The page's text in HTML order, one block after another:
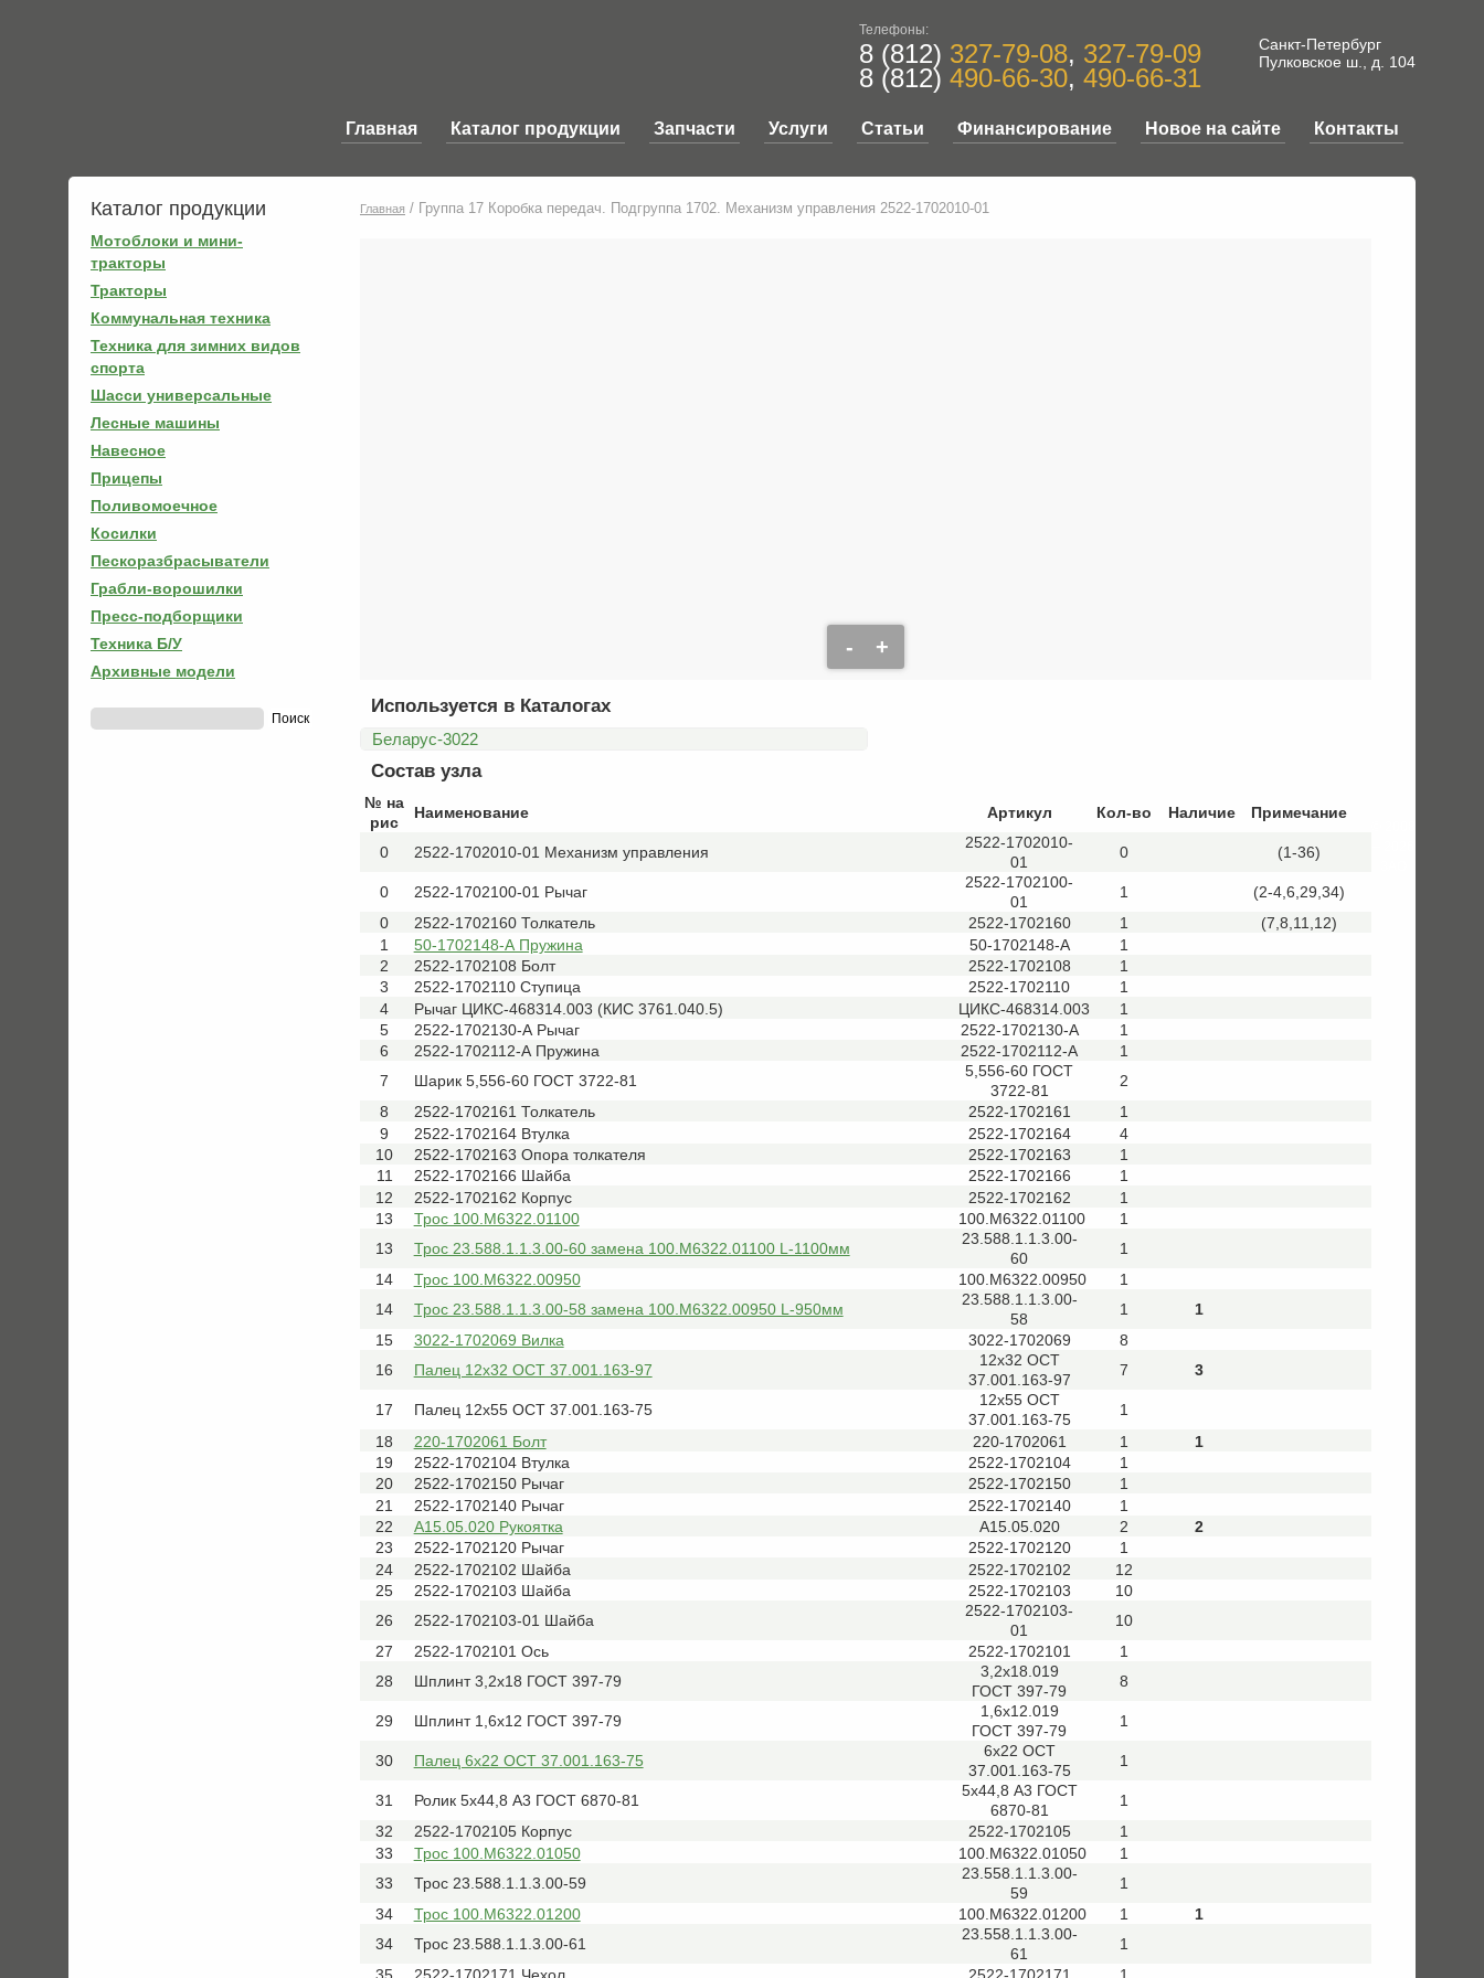
Телефоны:
8 (812) 327-79-08, 327-79-09
8 (812) 490-66-30, 490-66-31
Санкт-Петербург
Пулковское ш., д. 104
Главная Каталог продукции Запчасти Услуги Статьи Финансирование Новое на сайте Контакты
Каталог продукции
Мотоблоки и мини-
тракторы
Тракторы
Коммунальная техника
Техника для зимних видов
спорта
Шасси универсальные
Лесные машины
Навесное
Прицепы
Поливомоечное
Косилки
Пескоразбрасыватели
Грабли-ворошилки
Пресс-подборщики
Техника Б/У
Архивные модели
Главная / Группа 17 Коробка передач. Подгруппа 1702. Механизм управления 2522-1702010-01
- +
Используется в Каталогах
Беларус-3022
Состав узла
№ на
рис
Наименование Артикул Кол-во Наличие Примечание
0 2522-1702010-01 Механизм управления
2522-1702010-
01
0 (1-36)
0 2522-1702100-01 Рычаг
2522-1702100-
01
1
(2-4,6,29,34)
0
2522-1702160 Толкатель 2522-1702160 1
(7,8,11,12)
1
50-1702148-А Пружина 50-1702148-А
1
2
2522-1702108 Болт 2522-1702108
1
3
2522-1702110 Ступица 2522-1702110
1
4
Рычаг ЦИКС-468314.003 (КИС 3761.040.5) ЦИКС-468314.003
1
5
2522-1702130-А Рычаг 2522-1702130-А
1
6
2522-1702112-А Пружина 2522-1702112-А
1
7
Шарик 5,556-60 ГОСТ 3722-81
5,556-60 ГОСТ
3722-81
2
8
2522-1702161 Толкатель 2522-1702161
1
9
2522-1702164 Втулка 2522-1702164
4
10
2522-1702163 Опора толкателя 2522-1702163
1
11
2522-1702166 Шайба 2522-1702166
1
12
2522-1702162 Корпус 2522-1702162
1
13
Трос 100.М6322.01100 100.М6322.01100
1
13
Трос 23.588.1.1.3.00-60 замена 100.М6322.01100 L-1100мм
23.588.1.1.3.00-
60
1
14
Трос 100.М6322.00950 100.М6322.00950
1
14
Трос 23.588.1.1.3.00-58 замена 100.М6322.00950 L-950мм
23.588.1.1.3.00-
58
1
1
15
3022-1702069 Вилка 3022-1702069
8
16
Палец 12х32 ОСТ 37.001.163-97
12х32 ОСТ
37.001.163-97
7 3
17 Палец 12х55 ОСТ 37.001.163-75
12х55 ОСТ
37.001.163-75
1
18
220-1702061 Болт 220-1702061 1
1
19
2522-1702104 Втулка 2522-1702104
1
20
2522-1702150 Рычаг 2522-1702150
1
21
2522-1702140 Рычаг 2522-1702140
1
22
А15.05.020 Рукоятка А15.05.020 2
2
23
2522-1702120 Рычаг 2522-1702120
1
24
2522-1702102 Шайба 2522-1702102
12
25
2522-1702103 Шайба 2522-1702103
10
26
2522-1702103-01 Шайба
2522-1702103-
01
10
27
2522-1702101 Ось 2522-1702101
1
28
Шплинт 3,2х18 ГОСТ 397-79
3,2х18.019
ГОСТ 397-79
8
29 Шплинт 1,6х12 ГОСТ 397-79
1,6х12.019
ГОСТ 397-79
1
30 Палец 6х22 ОСТ 37.001.163-75
6х22 ОСТ
37.001.163-75
1
31 Ролик 5x44,8 А3 ГОСТ 6870-81
5x44,8 А3 ГОСТ
6870-81
1
32
2522-1702105 Корпус 2522-1702105
1
33
Трос 100.М6322.01050 100.М6322.01050
1
33
Трос 23.588.1.1.3.00-59
23.558.1.1.3.00-
59
1
34
Трос 100.М6322.01200 100.М6322.01200 1
1
34
Трос 23.588.1.1.3.00-61
23.558.1.1.3.00-
61
1